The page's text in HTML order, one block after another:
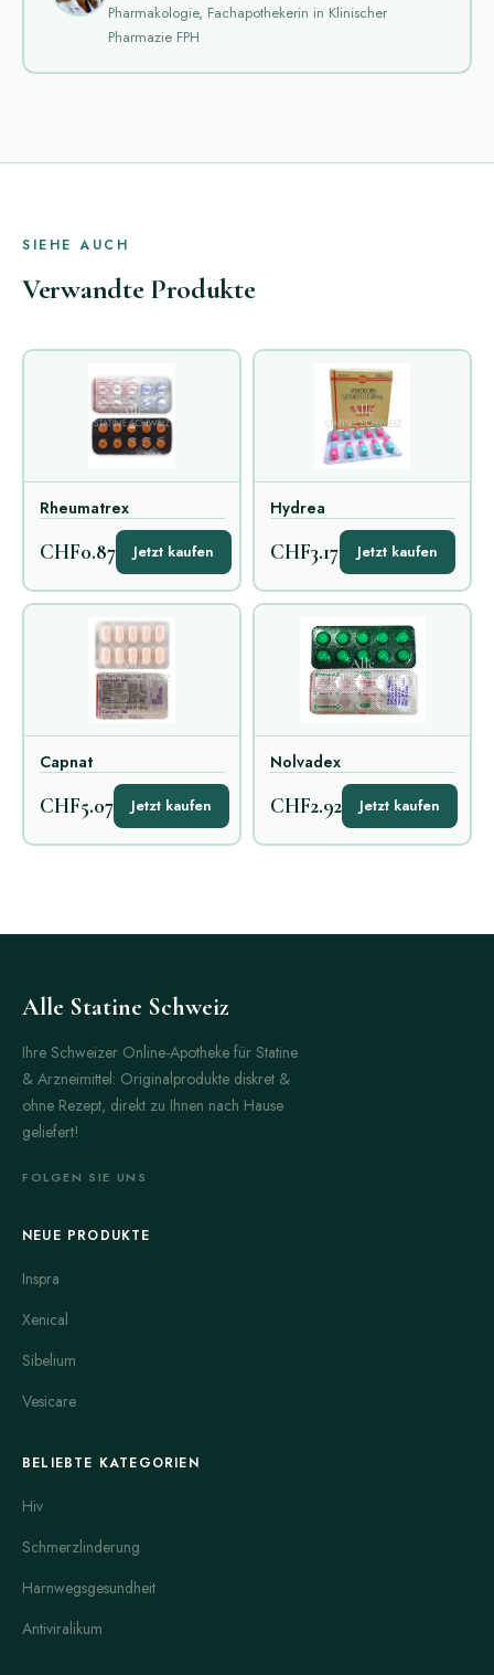
Pharmakologie, Fachapothekerin in Klinischer
Pharmazie FPH
SIEHE AUCH
Verwandte Produkte
Rheumatrex
CHF0.87 Jetzt kaufen
Hydrea
CHF3.17 Jetzt kaufen
Capnat
CHF5.07 Jetzt kaufen
Nolvadex
CHF2.92 Jetzt kaufen
Alle Statine Schweiz
Ihre Schweizer Online-Apotheke für Statine
& Arzneimittel: Originalprodukte diskret &
ohne Rezept, direkt zu Ihnen nach Hause
geliefert!
FOLGEN SIE UNS
NEUE PRODUKTE
Inspra
Xenical
Sibelium
Vesicare
BELIEBTE KATEGORIEN
Hiv
Schmerzlinderung
Harnwegsgesundheit
Antiviralikum